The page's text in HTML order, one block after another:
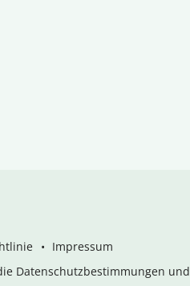
Impressum
Datenschutzbestimmungen und